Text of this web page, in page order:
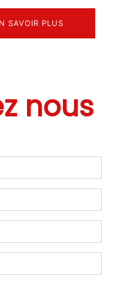
SAVOIR PLUS
nous